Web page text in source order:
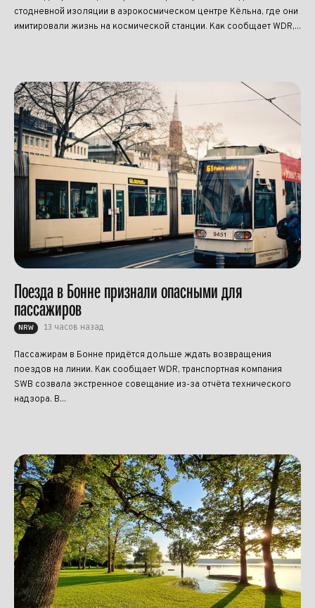
стодневной изоляции в аэрокосмическом центре Кёльна, где они
имитировали жизнь на космической станции. Как сообщает WDR,...
Поезда в Бонне признали опасными для
пассажиров
NRW 13 часов назад
Пассажирам в Бонне придётся дольше ждать возвращения
поездов на линии. Как сообщает WDR, транспортная компания
SWB созвала экстренное совещание из-за отчёта технического
надзора. В...